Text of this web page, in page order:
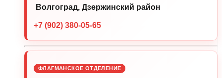
Волгоград, Дзержинский район
+7 (902) 380-05-65
ФЛАГМАНСКОЕ ОТДЕЛЕНИЕ